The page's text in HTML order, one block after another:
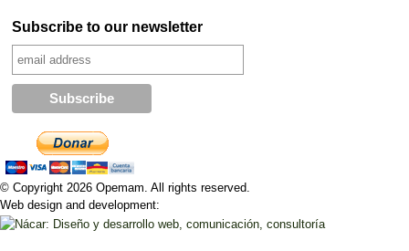
Subscribe to our newsletter
© Copyright 2026 Opemam. All rights reserved.
Web design and development: